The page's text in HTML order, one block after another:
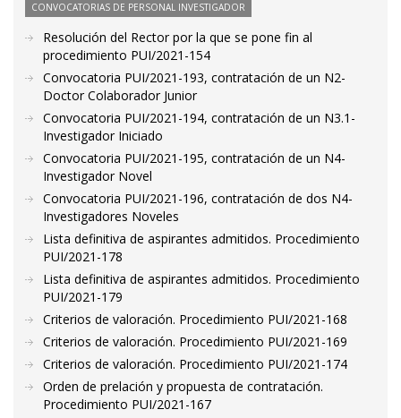
CONVOCATORIAS DE PERSONAL INVESTIGADOR
Resolución del Rector por la que se pone fin al
procedimiento PUI/2021-154
Convocatoria PUI/2021-193, contratación de un N2-
Doctor Colaborador Junior
Convocatoria PUI/2021-194, contratación de un N3.1-
Investigador Iniciado
Convocatoria PUI/2021-195, contratación de un N4-
Investigador Novel
Convocatoria PUI/2021-196, contratación de dos N4-
Investigadores Noveles
Lista definitiva de aspirantes admitidos. Procedimiento
PUI/2021-178
Lista definitiva de aspirantes admitidos. Procedimiento
PUI/2021-179
Criterios de valoración. Procedimiento PUI/2021-168
Criterios de valoración. Procedimiento PUI/2021-169
Criterios de valoración. Procedimiento PUI/2021-174
Orden de prelación y propuesta de contratación.
Procedimiento PUI/2021-167